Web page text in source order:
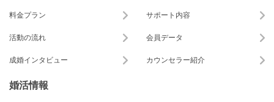
料金プラン サポート内容
活動の流れ 会員データ
成婚インタビュー カウンセラー紹介
婚活情報